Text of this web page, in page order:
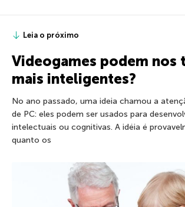
Leia o próximo
Videogames podem nos
mais inteligentes?
No ano passado, uma ideia chamou a
de PC: eles podem ser usados para
intelectuais ou cognitivas. A idéia é
quanto os